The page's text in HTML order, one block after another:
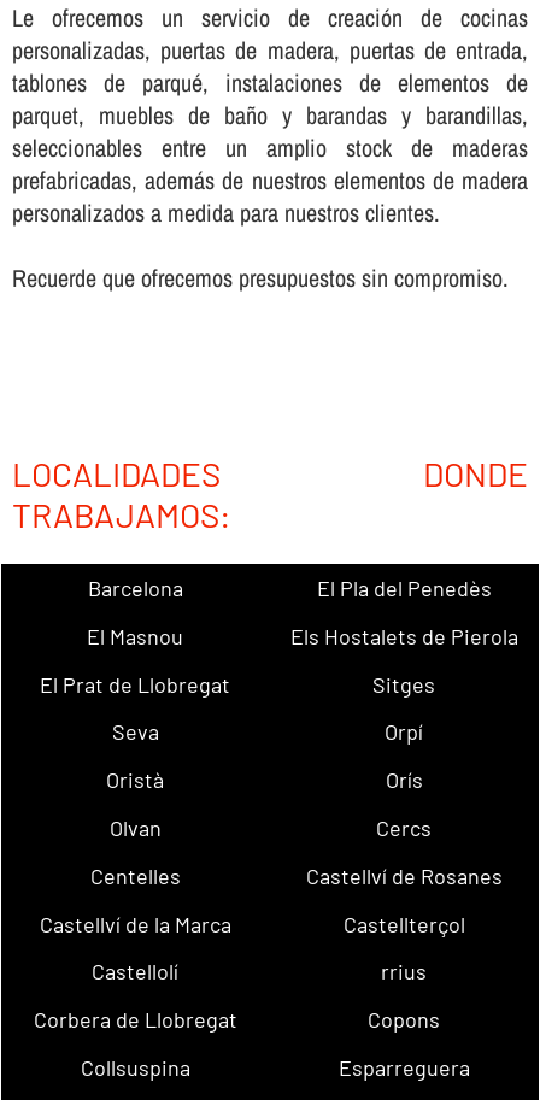
Le ofrecemos un servicio de creación de cocinas
personalizadas, puertas de madera, puertas de entrada,
tablones de parqué, instalaciones de elementos de
parquet, muebles de baño y barandas y barandillas,
seleccionables entre un amplio stock de maderas
prefabricadas, además de nuestros elementos de madera
personalizados a medida para nuestros clientes.
Recuerde que ofrecemos presupuestos sin compromiso.
LOCALIDADES DONDE
TRABAJAMOS:
Barcelona
El Pla del Penedès
El Masnou
Els Hostalets de Pierola
El Prat de Llobregat
Sitges
Seva
Orpí
Oristà
Orís
Olvan
Cercs
Centelles
Castellví de Rosanes
Castellví de la Marca
Castellterçol
Castellolí
rrius
Corbera de Llobregat
Copons
Collsuspina
Esparreguera